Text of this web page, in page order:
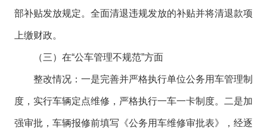
部补贴发放规定。全面清退违规发放的补贴并将清退款项
上缴财政。
（三）在“公车管理不规范”方面
整改情况：一是完善并严格执行单位公务用车管理制
度，实行车辆定点维修，严格执行一车一卡制度。二是加
强审批，车辆报修前填写《公务用车维修审批表》，经逐